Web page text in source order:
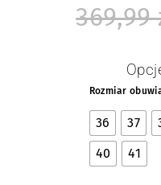
369,99
Rozmiar
36 37
40
41